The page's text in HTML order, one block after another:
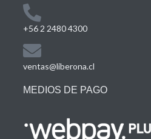
+56 2 2480 4300
ventas@liberona.cl
MEDIOS DE PAGO